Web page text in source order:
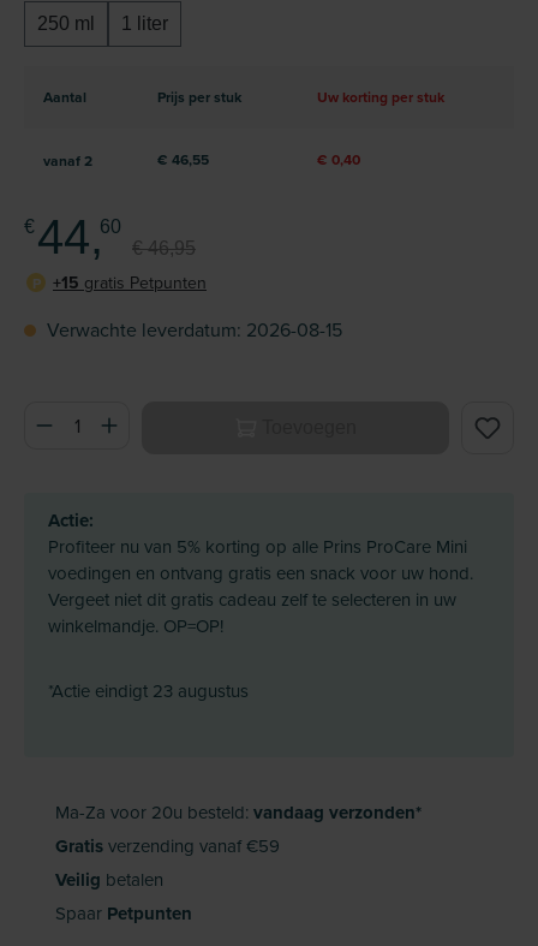
Verwachte leverdatum: 2026-08-15
Aantal Prijs per stuk Uw korting per stuk
vanaf2 € 46,55 € 0,40
€ 44,60
€ 46,95
250 ml 1 liter
Producthoeveelheid: Voer de gewenste hoeveelheid in of
P +15 gratis Petpunten
Actie:
Profiteer nu van 5% korting op alle Prins ProCare Mini
voedingen en ontvang gratis een snack voor uw hond.
Vergeet niet dit gratis cadeau zelf te selecteren in uw
winkelmandje. OP=OP!
*Actie eindigt 23 augustus
Ma-Za voor 20u besteld: vandaag verzonden*
Gratisverzending vanaf €59
Veilig betalen
Spaar Petpunten